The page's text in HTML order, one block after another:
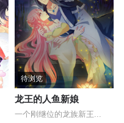
待浏览
龙王的人鱼新娘
一个刚继位的龙族新王...